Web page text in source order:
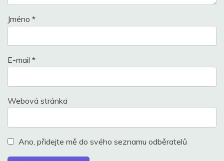
Jméno *
E-mail *
Webová stránka
Ano, přidejte mě do svého seznamu odběratelů